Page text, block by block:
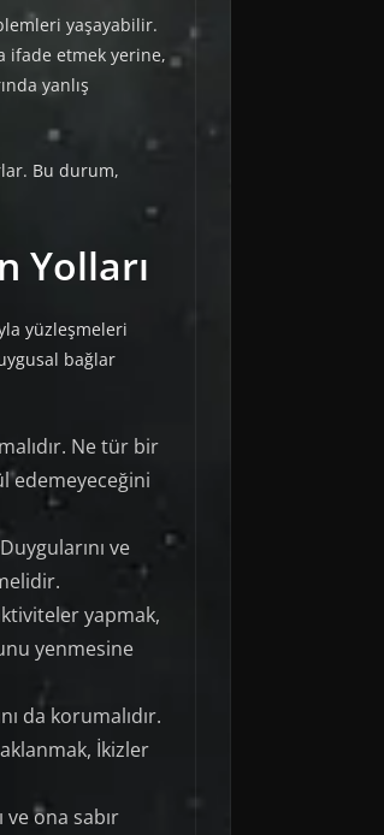
yaşayabilir.
ifade etmek yerine,
yanlış
Bu durum,
Yolları
yüzleşmeleri
bağlar
Ne tür bir
edemeyeceğini
ve
yapmak,
yenmesine
da korumalıdır.
İkizler
ona sabır